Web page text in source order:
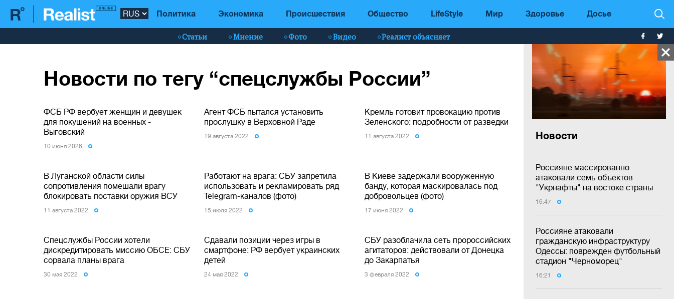
Политика Экономика Происшествия Общество LifeStyle Мир Здоровье Досье
Статьи Мнение Фото Видео Реалист объясняет
Новости
Россияне массированно
атаковали семь объектов
"Укрнафты" на востоке страны
16:47
Россияне атаковали
гражданскую инфраструктуру
Одессы: поврежден футбольный
стадион "Черноморец"
16:21
Новости по тегу “спецслужбы России”
ФСБ РФ вербует женщин и девушек
для покушений на военных -
Выговский
10 июня 2026
Агент ФСБ пытался установить
прослушку в Верховной Раде
19 августа 2022
Кремль готовит провокацию против
Зеленского: подробности от разведки
11 августа 2022
В Луганской области силы
сопротивления помешали врагу
блокировать поставки оружия ВСУ
11 августа 2022
Работают на врага: СБУ запретила
использовать и рекламировать ряд
Telegram-каналов (фото)
15 июля 2022
В Киеве задержали вооруженную
банду, которая маскировалась под
добровольцев (фото)
17 июня 2022
Спецслужбы России хотели
дискредитировать миссию ОБСЕ: СБУ
сорвала планы врага
30 мая 2022
Сдавали позиции через игры в
смартфоне: РФ вербует украинских
детей
24 мая 2022
СБУ разоблачила сеть пророссийских
агитаторов: действовали от Донецка
до Закарпатья
3 февраля 2022